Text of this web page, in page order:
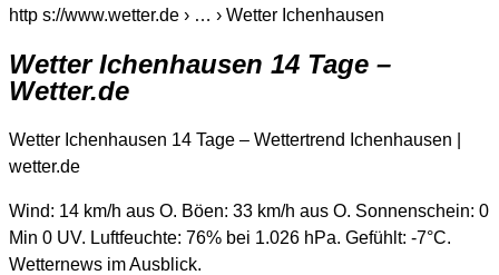
http s://www.wetter.de › … › Wetter Ichenhausen
Wetter Ichenhausen 14 Tage –
Wetter.de
Wetter Ichenhausen 14 Tage – Wettertrend Ichenhausen |
wetter.de
Wind: 14 km/h aus O. Böen: 33 km/h aus O. Sonnenschein: 0
Min 0 UV. Luftfeuchte: 76% bei 1.026 hPa. Gefühlt: -7°C.
Wetternews im Ausblick.